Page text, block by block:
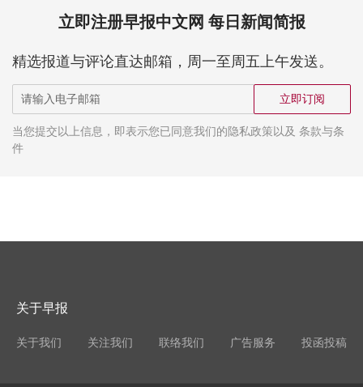
立即注册早报中文网 每日新闻简报
精选报道与评论直达邮箱，周一至周五上午发送。
立即订阅
当您提交以上信息，即表示您已同意我们的隐私政策以及 条款与条
件
关于早报
关于我们 关注我们 联络我们 广告服务 投函投稿